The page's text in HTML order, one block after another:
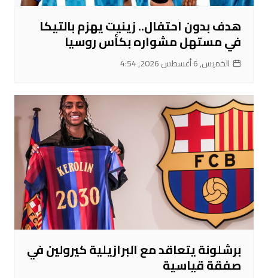
هدف بدون احتفال.. زينيت يهزم بالتيكا
في مستهل مشواره بكأس روسيا
الخميس, 6 أغسطس 2026, 4:54
برشلونة يتعاقد مع البرازيلية كيرولين في
صفقة قياسية